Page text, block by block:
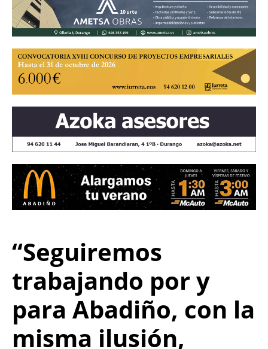
“Seguiremos
trabajando por y
para Abadiño, con la
misma ilusión,